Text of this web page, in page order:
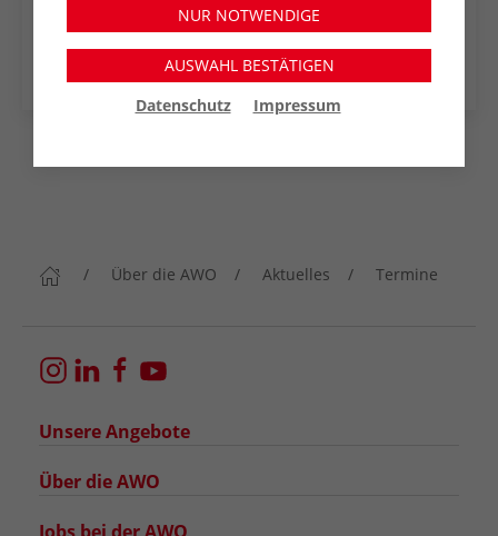
Apple Kalender
Outlook Web
Über die AWO Aktuelles Termine
Unsere Angebote
Über die AWO
NUR NOTWENDIGE
AUSWAHL BESTÄTIGEN
Datenschutz
Impressum